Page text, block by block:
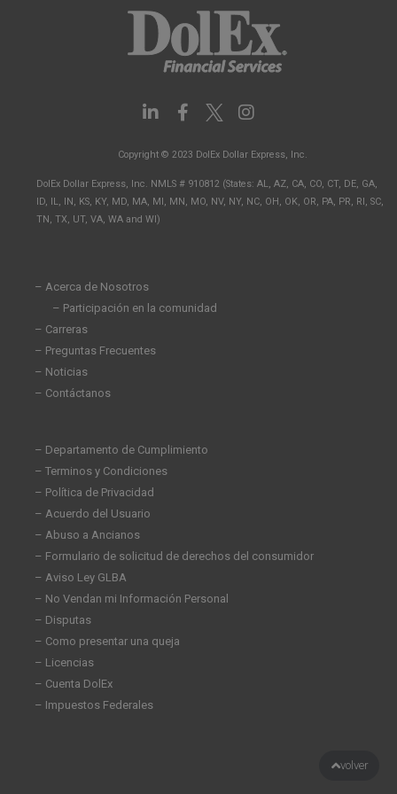
L
i
k
e
d
i
n
F
a
e
b
o
o
I
n
t
a
g
Copyright © 2023 DolEx Dollar Express, Inc.
DolEx Dollar Express, Inc. NMLS # 910812 (States: AL, AZ, CA, CO, CT, DE, GA,
ID, IL, IN, KS, KY, MD, MA, MI, MN, MO, NV, NY, NC, OH, OK, OR, PA, PR, RI, SC,
TN, TX, UT, VA, WA and WI)
– Acerca de Nosotros
– Participación en la comunidad
– Carreras
– Preguntas Frecuentes
– Noticias
– Contáctanos
– Departamento de Cumplimiento
– Terminos y Condiciones
– Política de Privacidad
– Acuerdo del Usuario
– Abuso a Ancianos
– Formulario de solicitud de derechos del consumidor
– Aviso Ley GLBA
– No Vendan mi Información Personal
– Disputas
– Como presentar una queja
– Licencias
– Cuenta DolEx
– Impuestos Federales
volver